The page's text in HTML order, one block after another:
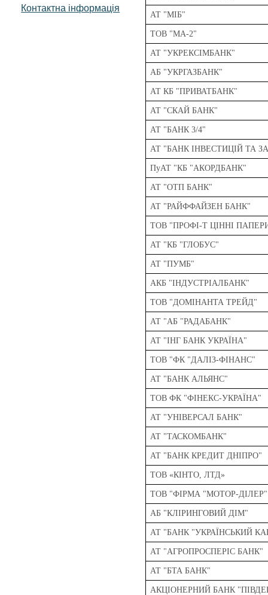
Контактна інформація
АТ "МІБ"
ТОВ "МА-2"
АТ "УКРЕКСІМБАНК"
АБ "УКРГАЗБАНК"
АТ КБ "ПРИВАТБАНК"
АТ "СКАЙ БАНК"
АТ "БАНК 3/4"
АТ "БАНК ІНВЕСТИЦІЙ ТА
ПуАТ "КБ "АКОРДБАНК"
АТ "ОТП БАНК"
АТ "РАЙФФАЙЗЕН БАНК"
ТОВ "ПРОФІ-Т ЦІННІ
АТ "КБ "ГЛОБУС"
АТ "ПУМБ"
АКБ "ІНДУСТРIАЛБАНК"
ТОВ "ДОМІНАНТА ТРЕЙД"
АТ "АБ "РАДАБАНК"
АТ "ІНГ БАНК УКРАЇНА"
ТОВ "ФК "ДАЛІЗ-ФІНАНС"
АТ "БАНК АЛЬЯНС"
ТОВ ФК "ФІНЕКС-УКРАЇНА"
АТ "УНІВЕРСАЛ БАНК"
АТ "ТАСКОМБАНК"
АТ "БАНК КРЕДИТ ДНІПРО"
ТОВ «КІНТО, ЛТД»
ТОВ "ФІРМА "МОТОР-ДІЛЕР"
АБ "КЛІРИНГОВИЙ ДІМ"
АТ "БАНК "УКРАЇНСЬКИЙ
АТ "АГРОПРОСПЕРІС БАНК"
АТ "БТА БАНК"
АКЦІОНЕРНИЙ БАНК